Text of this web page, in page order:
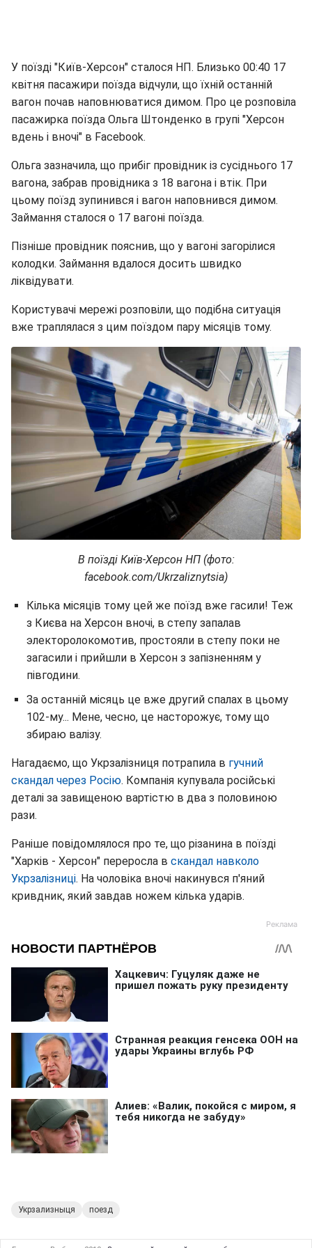
У поїзді "Київ-Херсон" сталося НП. Близько 00:40 17
квітня пасажири поїзда відчули, що їхній останній
вагон почав наповнюватися димом. Про це розповіла
пасажирка поїзда Ольга Штонденко в групі "Херсон
вдень і вночі" в Facebook.
Ольга зазначила, що прибіг провідник із сусіднього 17
вагона, забрав провідника з 18 вагона і втік. При
цьому поїзд зупинився і вагон наповнився димом.
Займання сталося о 17 вагоні поїзда.
Пізніше провідник пояснив, що у вагоні загорілися
колодки. Займання вдалося досить швидко
ліквідувати.
Користувачі мережі розповіли, що подібна ситуація
вже траплялася з цим поїздом пару місяців тому.
В поїзді Київ-Херсон НП (фото:
facebook.com/Ukrzaliznytsia)
Кілька місяців тому цей же поїзд вже гасили! Теж
з Києва на Херсон вночі, в степу запалав
электоролокомотив, простояли в степу поки не
загасили і прийшли в Херсон з запізненням у
півгодини.
За останній місяць це вже другий спалах в цьому
102-му... Мене, чесно, це насторожує, тому що
збираю валізу.
Нагадаємо, що Укрзалізниця потрапила в гучний
скандал через Росію. Компанія купувала російські
деталі за завищеною вартістю в два з половиною
рази.
Раніше повідомлялося про те, що різанина в поїзді
"Харків - Херсон" переросла в скандал навколо
Укрзалізниці. На чоловіка вночі накинувся п'яний
кривдник, який завдав ножем кілька ударів.
Укрзализныця поезд